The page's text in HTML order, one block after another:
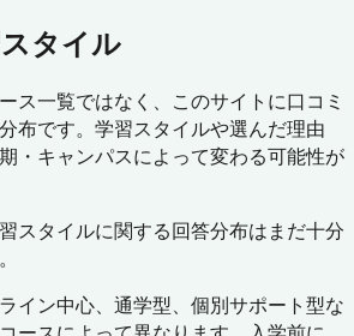
タイル
ス一覧ではなく、このサイトに口コミ
布です。学習スタイルや選んだ理由
・キャンパスによって変わる可能性が
スタイルに関する回答分布はまだ十分
イン中心、通学型、個別サポート型な